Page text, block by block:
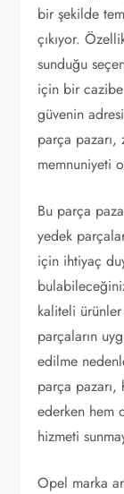
bir şekilde
çıkıyor.
sunduğu
için bir
güvenin
parça
memnuniyeti
Bu parça
yedek
için ihtiyaç
kaliteli
parçaların
edilme
parça
ederken hem
hizmeti
Opel marka